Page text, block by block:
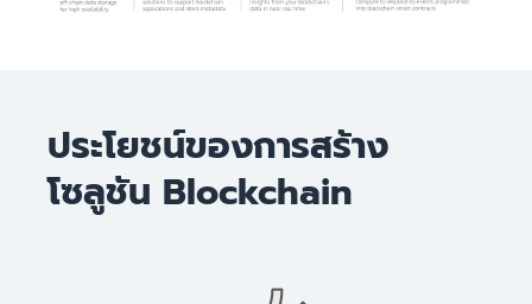
ประโยชน์ของการสร้าง
โซลูชัน Blockchain